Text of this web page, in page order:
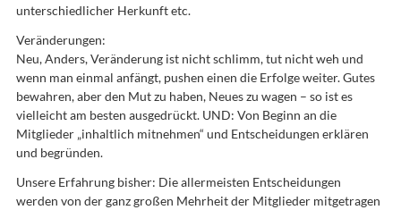
unterschiedlicher Herkunft etc.
Veränderungen:
Neu, Anders, Veränderung ist nicht schlimm, tut nicht weh und
wenn man einmal anfängt, pushen einen die Erfolge weiter. Gutes
bewahren, aber den Mut zu haben, Neues zu wagen – so ist es
vielleicht am besten ausgedrückt. UND: Von Beginn an die
Mitglieder „inhaltlich mitnehmen“ und Entscheidungen erklären
und begründen.
Unsere Erfahrung bisher: Die allermeisten Entscheidungen
werden von der ganz großen Mehrheit der Mitglieder mitgetragen